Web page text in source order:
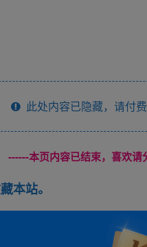
此处内容已隐藏，请付
------本页内容已结束，喜欢请
本站。